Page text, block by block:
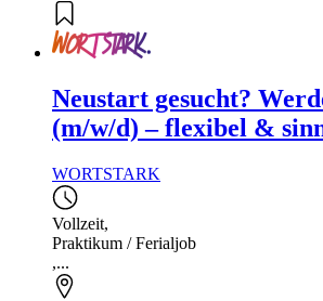
Neustart gesucht?
(m/w/d) – flexibel &
WORTSTARK
Vollzeit,
Praktikum / Ferialjob
,...